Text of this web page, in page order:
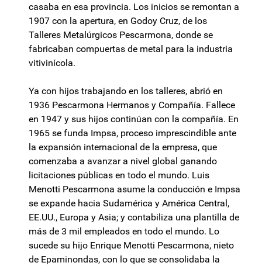
casaba en esa provincia. Los inicios se remontan a
1907 con la apertura, en Godoy Cruz, de los
Talleres Metalúrgicos Pescarmona, donde se
fabricaban compuertas de metal para la industria
vitivinícola.
Ya con hijos trabajando en los talleres, abrió en
1936 Pescarmona Hermanos y Compañía. Fallece
en 1947 y sus hijos continúan con la compañía. En
1965 se funda Impsa, proceso imprescindible ante
la expansión internacional de la empresa, que
comenzaba a avanzar a nivel global ganando
licitaciones públicas en todo el mundo. Luis
Menotti Pescarmona asume la conducción e Impsa
se expande hacia Sudamérica y América Central,
EE.UU., Europa y Asia; y contabiliza una plantilla de
más de 3 mil empleados en todo el mundo. Lo
sucede su hijo Enrique Menotti Pescarmona, nieto
de Epaminondas, con lo que se consolidaba la